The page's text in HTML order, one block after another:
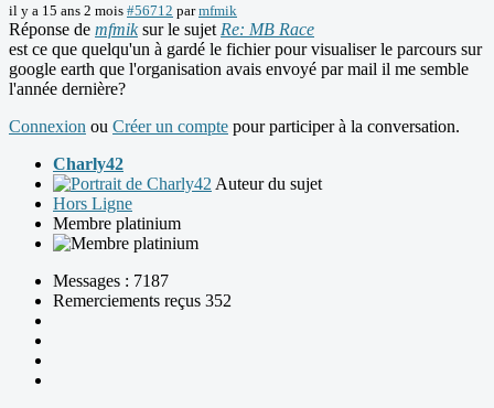
il y a 15 ans 2 mois #56712 parmfmik
Réponse de mfmiksur le sujet Re: MB Race
est ce que quelqu'un à gardé le fichier pour visualiser le parcours sur
google earth que l'organisation avais envoyé par mail il me semble
l'année dernière?
Connexion ou Créer un compte pour participer à la conversation.
Charly42
Auteur du sujet
Hors Ligne
Membre platinium
Messages : 7187
Remerciements reçus 352